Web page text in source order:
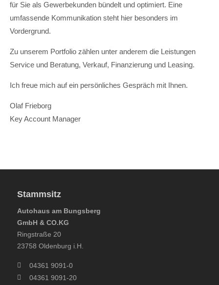
für Sie als Gewerbekunden bündelt und optimiert. Eine
umfassende Kommunikation steht hier besonders im
Vordergrund.
Zu unserem Portfolio zählen unter anderem die Leistungen
Service und Beratung, Verkauf, Finanzierung und Leasing.
Ich freue mich auf ein persönliches Gespräch mit Ihnen.
Olaf Frieborg
Key Account Manager
Stammsitz
Autohaus am Bungsberg
GmbH & CO.KG
Ringstraße 20
23758 Oldenburg i.H.
04361 9091-0
04361 9091-20